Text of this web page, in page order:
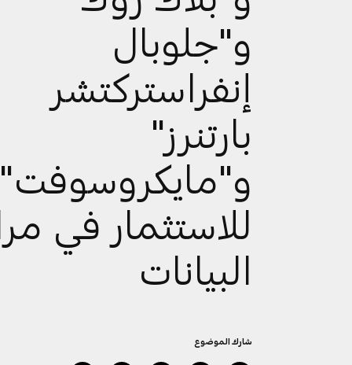
و"جلوبال
إنفراستركتشر
بارتنرز"
و"مايكروسوفت"
للاستثمار في
البيانات
شارك الموضوع